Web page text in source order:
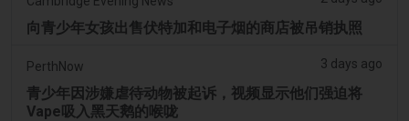
向青少年女孩出售伏特加和电子烟的商店被吊销执照
PerthNow 3 days ago
青少年因涉嫌虐待动物被起诉，视频显示他们强迫将
Vape吸入黑天鹅的喉咙